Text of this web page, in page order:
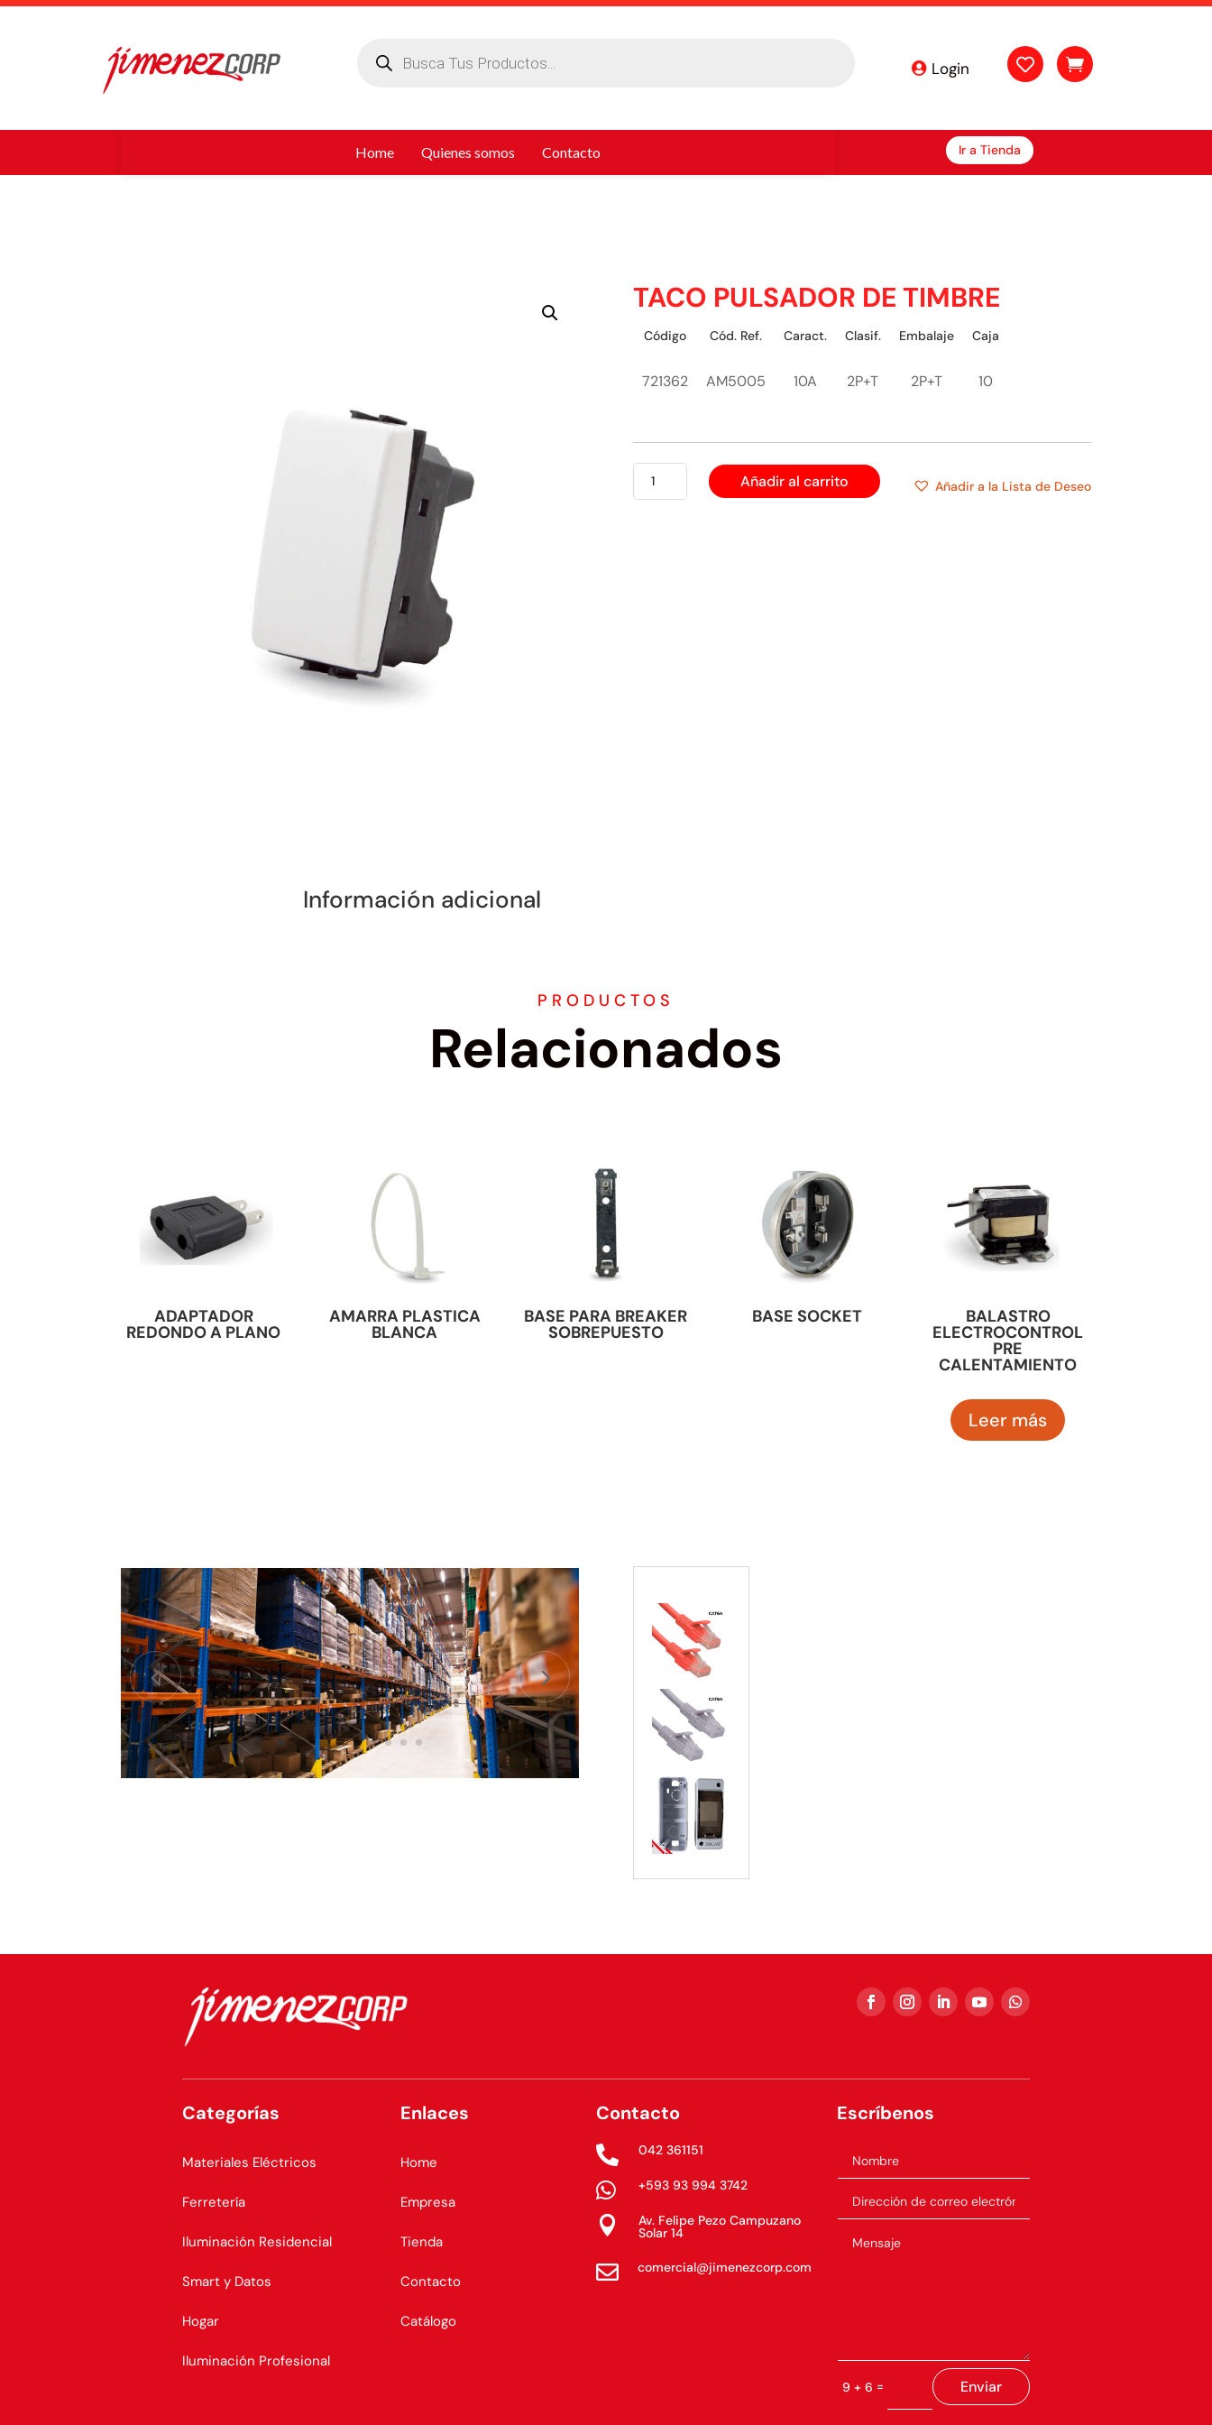
productos Login  
Home Quienes somos Contacto Ir a Tienda
TACO PULSADOR DE TIMBRE
Código Cód. Ref. Caract. Clasif. Embalaje Caja
721362 AM5005 10A 2P+T 2P+T 10
Añadir al carrito Añadir a la Lista de Deseo
Información adicional
PRODUCTOS
Relacionados
ADAPTADOR
REDONDO A PLANO
AMARRA PLASTICA
BLANCA
BASE PARA BREAKER
SOBREPUESTO
BASE SOCKET BALASTRO
ELECTROCONTROL
PRE
CALENTAMIENTO
Leer más
Categorías
Materiales Eléctricos
Ferretería
Iluminación Residencial
Smart y Datos
Hogar
Iluminación Profesional
Enlaces
Home
Empresa
Tienda
Contacto
Catálogo
Contacto
 042 361151
 +593 93 994 3742
 Av. Felipe Pezo Campuzano
Solar 14
 comercial@jimenezcorp.com
Escríbenos
9 + 6 = Enviar